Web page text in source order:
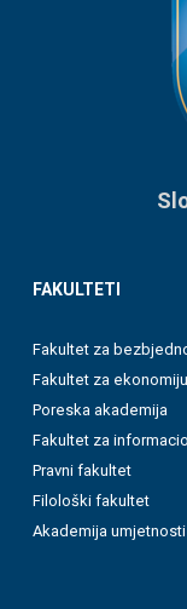
FAKULTETI
Fakultet za
Fakultet za
Poreska akademija
Fakultet za
Pravni fakultet
Filološki fakultet
Akademija umjetnosti